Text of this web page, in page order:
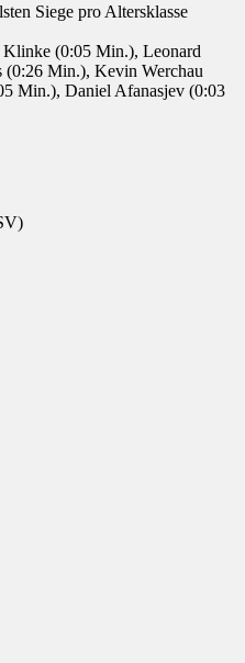
Siege pro Altersklasse
(0:05 Min.), Leonard
Min.), Kevin Werchau
Min.), Daniel Afanasjev (0:03